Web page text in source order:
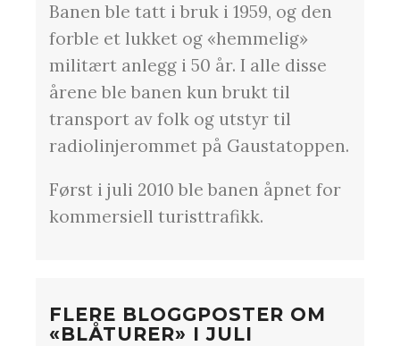
Banen ble tatt i bruk i 1959, og den
forble et lukket og «hemmelig»
militært anlegg i 50 år. I alle disse
årene ble banen kun brukt til
transport av folk og utstyr til
radiolinjerommet på Gaustatoppen.
Først i juli 2010 ble banen åpnet for
kommersiell turisttrafikk.
FLERE BLOGGPOSTER OM
«BLÅTURER» I JULI